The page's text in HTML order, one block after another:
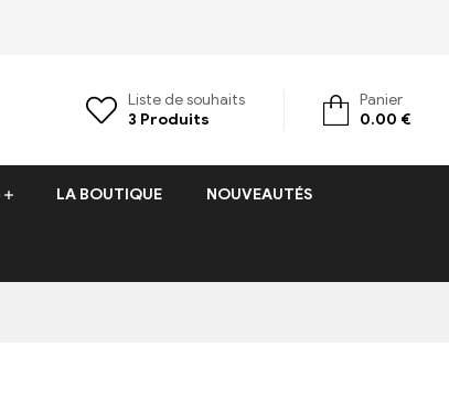
Liste de souhaits
3 Produits
Panier
0.00 €
LA BOUTIQUE NOUVEAUTÉS